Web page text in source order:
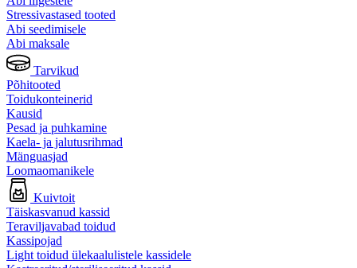
Stressivastased tooted
Abi seedimisele
Abi maksale
Tarvikud
Põhitooted
Toidukonteinerid
Kausid
Pesad ja puhkamine
Kaela- ja jalutusrihmad
Mänguasjad
Loomaomanikele
Kuivtoit
Täiskasvanud kassid
Teraviljavabad toidud
Kassipojad
Light toidud ülekaalulistele kassidele